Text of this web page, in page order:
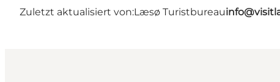
Zuletzt aktualisiert von:Læsø Turistbureau